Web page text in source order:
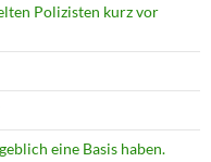
Polizisten kurz vor
eine Basis haben.